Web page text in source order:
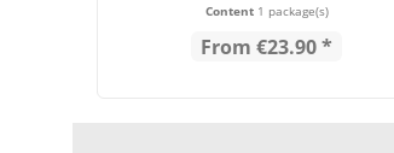
Content 1 package(s)
From €23.90 *